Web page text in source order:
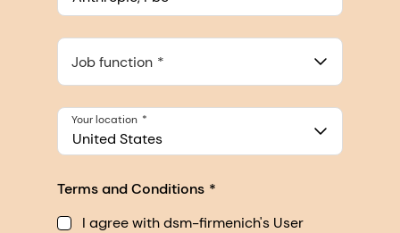
548 Market St Pmb 90375, San Francisco, California, US
Job function
United States
Your location
Terms and Conditions
I agree with dsm-firmenich's User